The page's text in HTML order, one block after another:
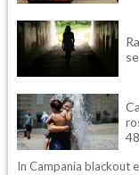
In Campania blackout